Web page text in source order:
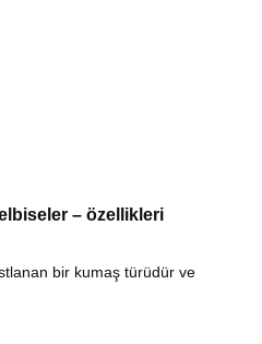
– özellikleri
bir kumaş türüdür ve